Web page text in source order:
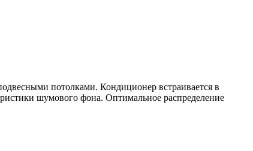
потолками. Кондиционер встраивается в
шумового фона. Оптимальное распределение